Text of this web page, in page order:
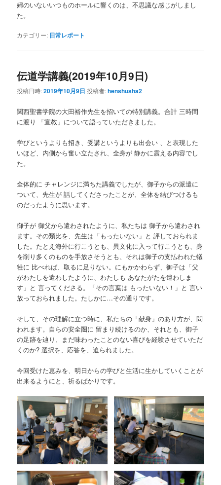
婦のいないいつものホールに響くのは、不思議な感じがしまし
た。
カテゴリー: 日常レポート
伝道学講義(2019年10月9日)
投稿日時:2019年10月9日 投稿者:henshusha2
関西聖書学院の大田裕作先生を招いての特別講義。合計 三時間
に渡り 「宣教」について語っていただきました。
学びというよりも招き、受講というよりも出会い 、と表現した
いほど、内側から奮い立たされ、全身が 静かに震える内容でし
た。
全体的に チャレンジに満ちた講義でしたが、御子からの派遣に
ついて、先生が 話してくださったことが、全体を結びつけるも
のだったように思います。
御子が 御父から遣わされたように、私たちは 御子から遣わされ
ます。その類比を、先生は「もったいない」と 評しておられま
した。たとえ海外に行こうとも、異文化に入って行こうとも、身
を削り多くのものを手放さそうとも、それは御子の支払われた犠
牲に 比べれば、取るに足りない。にもかかわらず、御子は「父
がわたしを遣わしたように、わたしも あなたがたを遣わしま
す」と 言ってくださる。「その言葉は もったいない！」と 言い
放っておられました。たしかに…その通りです。
そして、その理解に立つ時に、私たちの「献身」のあり方が、問
われます。自らの安全圏に 留まり続けるのか、それとも、御子
の足跡を辿り、まだ味わったことのない喜びを経験させていただ
くのか? 選択を、応答を、迫られました。
今回受けた恵みを、明日からの学びと生活に生かしていくことが
出来るようにと、祈るばかりです。